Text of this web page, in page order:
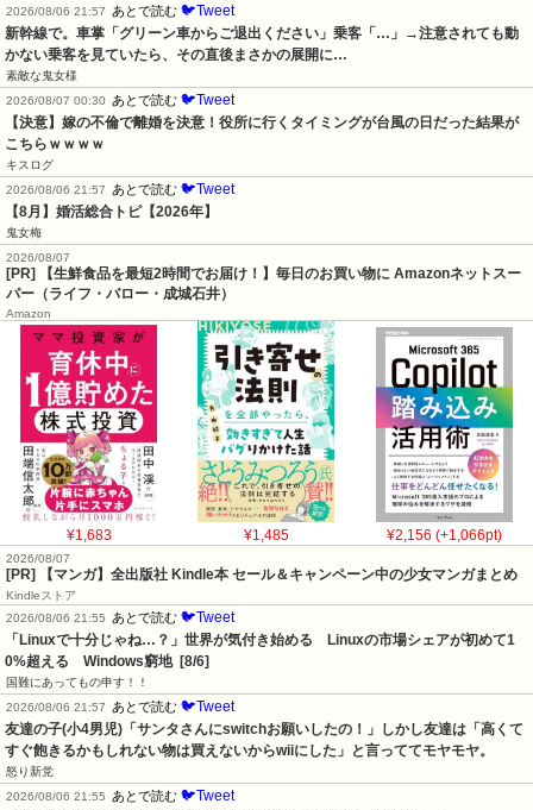
2026/08/06 21:57
あとで読む 🐦Tweet
新幹線で。車掌「グリーン車からご退出ください」乗客「…」→注意されても動
かない乗客を見ていたら、その直後まさかの展開に…
素敵な鬼女様
2026/08/07 00:30
あとで読む 🐦Tweet
【決意】嫁の不倫で離婚を決意！役所に行くタイミングが台風の日だった結果が
こちらｗｗｗｗ
キスログ
2026/08/06 21:57
あとで読む 🐦Tweet
【8月】婚活総合トピ【2026年】
鬼女梅
2026/08/07
[PR] 【生鮮食品を最短2時間でお届け！】毎日のお買い物に Amazonネットスー
パー（ライフ・バロー・成城石井）
Amazon
¥1,683 ¥1,485 ¥2,156 (+1,066pt)
2026/08/07
[PR] 【マンガ】全出版社 Kindle本 セール＆キャンペーン中の少女マンガまとめ
Kindleストア
2026/08/06 21:55
あとで読む 🐦Tweet
「Linuxで十分じゃね…？」世界が気付き始める　Linuxの市場シェアが初めて1
0%超える　Windows窮地  [8/6]
国難にあってもの申す！！
2026/08/06 21:57
あとで読む 🐦Tweet
友達の子(小4男児)「サンタさんにswitchお願いしたの！」しかし友達は「高くて
すぐ飽きるかもしれない物は買えないからwiiにした」と言っててモヤモヤ。
怒り新党
2026/08/06 21:55
あとで読む 🐦Tweet